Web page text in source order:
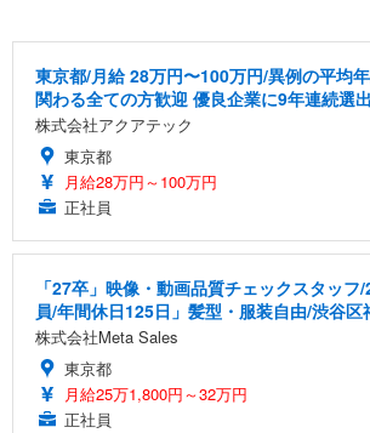
東京都/月給 28万円〜100万円/異例の平均
関わる全ての方歓迎 優良企業に9年連続選
株式会社アクアテック
東京都
月給28万円～100万円
正社員
「27卒」映像・動画品質チェックスタッ
員/年間休日125日」髪型・服装自由/渋谷区
株式会社Meta Sales
東京都
月給25万1,800円～32万円
正社員